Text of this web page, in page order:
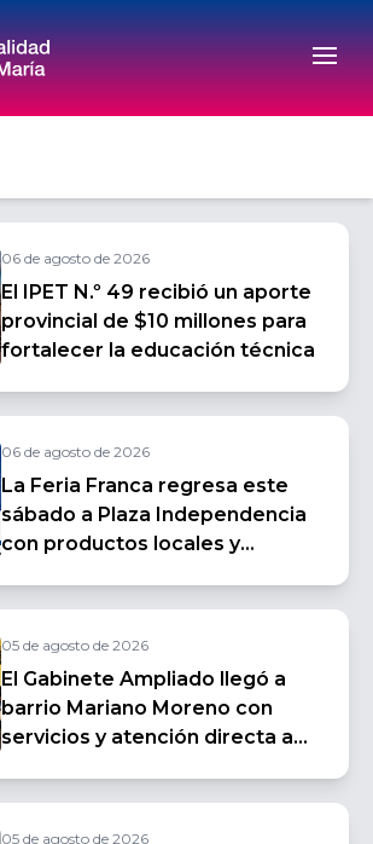
06 de agosto de 2026
El IPET N.º 49 recibió un aporte
provincial de $10 millones para
fortalecer la educación técnica
06 de agosto de 2026
La Feria Franca regresa este
sábado a Plaza Independencia
con productos locales y
05 de agosto de 2026
El Gabinete Ampliado llegó a
barrio Mariano Moreno con
servicios y atención directa a
05 de agosto de 2026